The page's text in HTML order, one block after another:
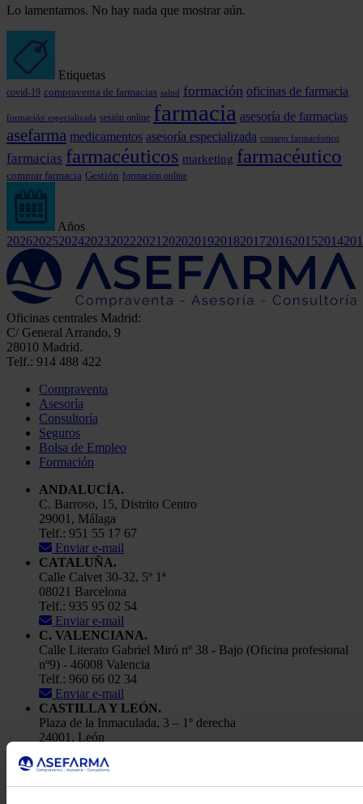
Lo lamentamos. No hay nada que mostrar aún.
Etiquetas
covid-19 compraventa de farmacias salud formación oficinas de farmacia
formación especializada sesión online farmacia asesoría de farmacias
asefarma medicamentos asesoría especializada consejo farmacéutico
farmacias farmacéuticos marketing farmacéutico
comprar farmacia Gestión formación online
Años
202620252024202320222021 2020201920182017201620152014
Oficinas centrales Madrid:
C/ General Arrando, 9
28010 Madrid.
Telf.: 914 488 422
Compraventa
Asesoría
Consultoría
Seguros
Bolsa de Empleo
Formación
ANDALUCÍA.
C. Barroso, 15, Distrito Centro
29001, Málaga
Telf.: 951 55 17 67
Enviar e-mail
CATALUÑA.
Calle Calvet 30-32, 5º 1ª
08021 Barcelona
Telf.: 935 95 02 54
Enviar e-mail
C. VALENCIANA.
Calle Literato Gabriel Miró nº 38 - Bajo (Oficina profesional
nº9) - 46008 Valencia
Telf.: 960 66 02 34
Enviar e-mail
CASTILLA Y LEÓN.
Plaza de la Inmaculada, 3 – 1º derecha
24001, León
Enviar e-mail